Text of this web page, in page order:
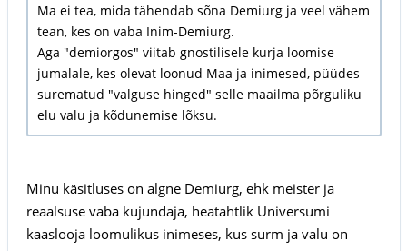
Ma ei tea, mida tähendab sõna Demiurg ja veel vähem
tean, kes on vaba Inim-Demiurg.
Aga "demiorgos" viitab gnostilisele kurja loomise
jumalale, kes olevat loonud Maa ja inimesed, püüdes
surematud "valguse hinged" selle maailma põrguliku
elu valu ja kõdunemise lõksu.
Minu käsitluses on algne Demiurg, ehk meister ja
reaalsuse vaba kujundaja, heatahtlik Universumi
kaaslooja loomulikus inimeses, kus surm ja valu on